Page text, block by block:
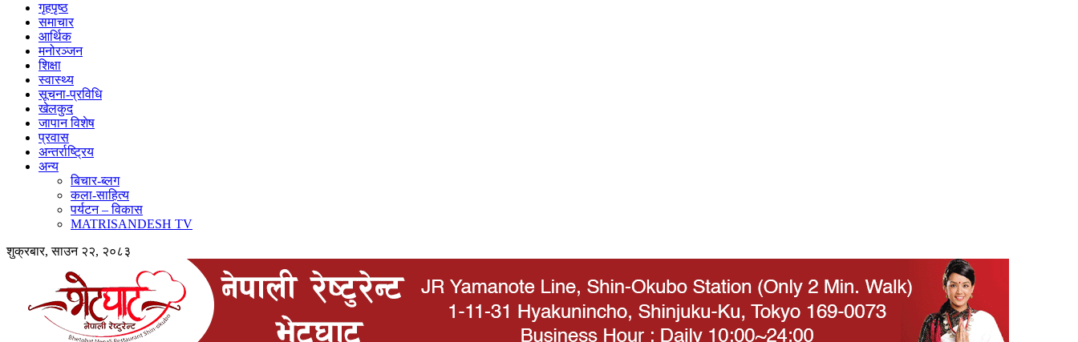
गृहपृष्ठ
समाचार
आर्थिक
मनोरञ्जन
शिक्षा
स्वास्थ्य
सूचना-प्रविधि
खेलकुद
जापान विशेष
प्रवास
अन्तर्राष्ट्रिय
अन्य
बिचार-ब्लग
कला-साहित्य
पर्यटन – विकास
MATRISANDESH TV
शुक्रबार, साउन २२, २०८३